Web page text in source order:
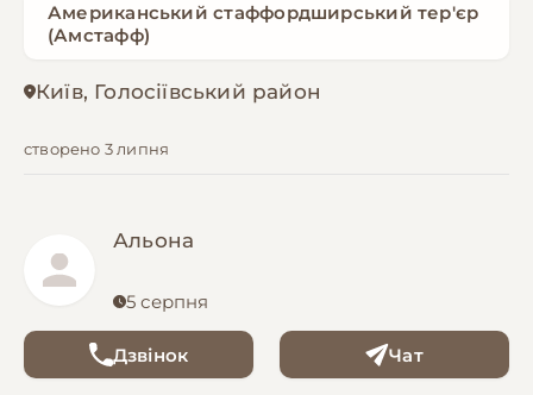
Американський стаффордширський тер'єр
(Амстафф)
Київ, Голосіївський район
створено 3 липня
Альона
5 серпня
Дзвінок Чат